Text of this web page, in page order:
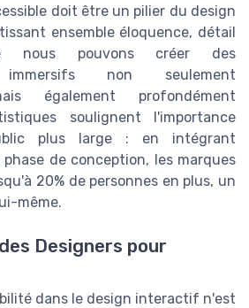
doit être un pilier du design
ensemble éloquence, détail
nous pouvons créer des
immersifs non seulement
également profondément
soulignent l'importance
plus large : en intégrant
phase de conception, les marques
20% de personnes en plus, un
même.
Designers pour
dans le design interactif n'est